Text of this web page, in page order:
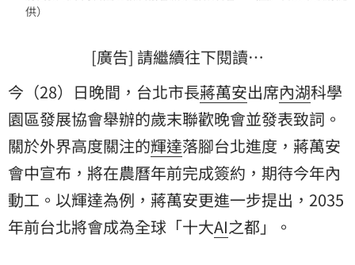
供）
[廣告] 請繼續往下閱讀…
今（28）日晚間，台北市長蔣萬安出席內湖科學
園區發展協會舉辦的歲末聯歡晚會並發表致詞。
關於外界高度關注的輝達落腳台北進度，蔣萬安
會中宣布，將在農曆年前完成簽約，期待今年內
動工。以輝達為例，蔣萬安更進一步提出，2035
年前台北將會成為全球「十大AI之都」。